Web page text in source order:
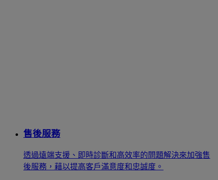
售後服務
透過遠端支援、即時診斷和高效率的問題解決來加強售
後服務，藉以提高客戶滿意度和忠誠度。